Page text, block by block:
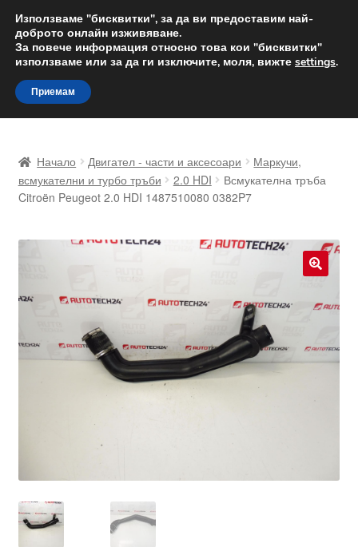
ДОСТАВКА от 12 лв.
Доставка по целия свят
Skip
to
navigation
Skip
to
content
Доставка по целия свят
Количка
Контакт
Правила и условия
Начало Двигател - части и аксесоари
Маркучи,
всмукателни и турбо тръби
2.0 HDI
Всмукателна тръба
Citroën Peugeot 2.0 HDI 1487510080 0382P7
Използваме "бисквитки", за да ви предоставим най-
доброто онлайн изживяване.
За повече информация относно това кои "бисквитки"
използваме или за да ги изключите, моля, вижте settings.
Приемам